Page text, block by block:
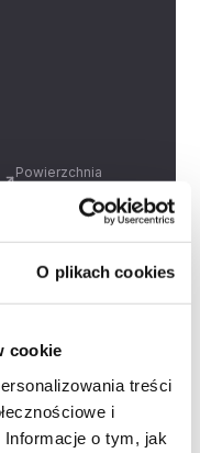
O plikach cookies
cookie
treści
i
o tym, jak
Powierzchnia
4.90 m²